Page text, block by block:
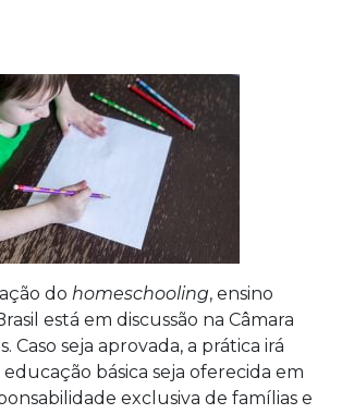
pode
ser
do homeschooling, ensino
está em discussão na Câmara
Caso seja aprovada, a prática irá
básica seja oferecida em
exclusiva de famílias e